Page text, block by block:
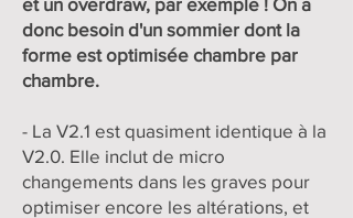
donc besoin d'un sommier dont la
forme est optimisée chambre par
chambre.
- La V2.1 est quasiment identique à la
V2.0. Elle inclut de micro
changements dans les graves pour
optimiser encore les altérations, et